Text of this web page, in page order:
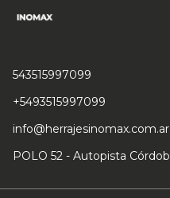
543515997099
+5493515997099
info@herrajesinomax.com.ar
POLO 52 - Autopista